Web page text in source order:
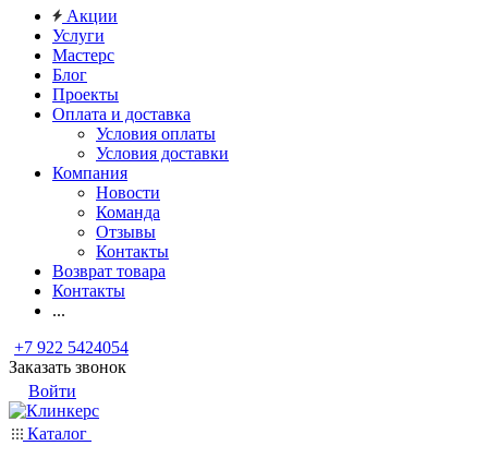
Акции
Услуги
Мастерс
Блог
Проекты
Оплата и доставка
Условия оплаты
Условия доставки
Компания
Новости
Команда
Отзывы
Контакты
Возврат товара
Контакты
...
+7 922 5424054
Заказать звонок
Войти
Каталог